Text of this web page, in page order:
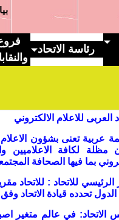
بيان
رئاسة الاتحاد
العربى للاعلام الالكتروني
مظلة لكافة الاعلاميين
بما فيها الصحافة
الرئيسي للاتحاد : للاتحاد
تحدده قيادة الاتحاد وفق
الاتحاد: في عالم متغير